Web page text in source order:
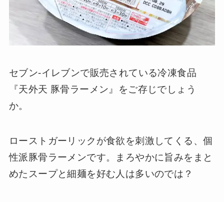
セブン-イレブンで販売されている冷凍食品
『天外天 豚骨ラーメン』をご存じでしょう
か。
ローストガーリックが食欲を刺激してくる、個
性派豚骨ラーメンです。まろやかに旨みをまと
めたスープと細麺を好む人は多いのでは？